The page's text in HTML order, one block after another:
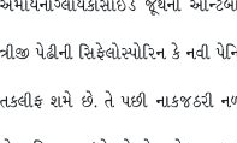
એમાયનોગ્લાયકોસાઇડ જૂથની
ત્રીજી પેઢીની સિફેલોસ્પોરિન કે
તકલીફ શમે છે. તે પછી નાકજઠરી